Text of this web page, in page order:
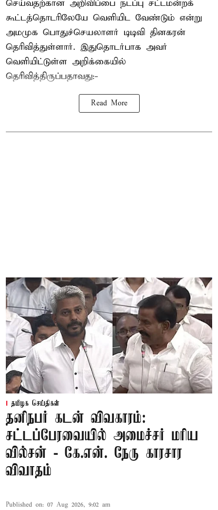
செய்வதற்கான அறிவிப்பை நடப்பு சட்டமன்றக்
கூட்டத்தொடரிலேயே வெளியிட வேண்டும் என்று
அமமுக பொதுச்செயலாளர் டிடிவி தினகரன்
தெரிவித்துள்ளார். இதுதொடர்பாக அவர்
வெளியிட்டுள்ள அறிக்கையில்
தெரிவித்திருப்பதாவது:-
Read More
தமிழக செய்திகள்
தனிநபர் கடன் விவகாரம்:
சட்டப்பேரவையில் அமைச்சர் மரிய
வில்சன் - கே.என். நேரு காரசார
விவாதம்
Published on: 07 Aug 2026, 9:02 am